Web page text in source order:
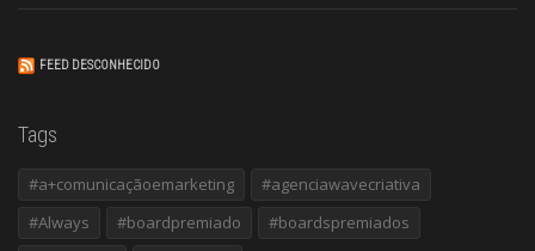
FEED DESCONHECIDO
Tags
#a+comunicaçãoemarketing
#agenciawavecriativa
#Always
#boardpremiado
#boardspremiados